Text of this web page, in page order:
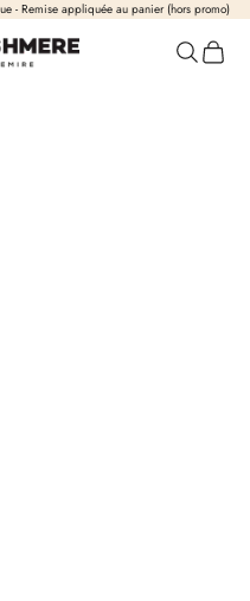
- Remise appliquée au panier (hors promo)
Ouvrir la
Voir